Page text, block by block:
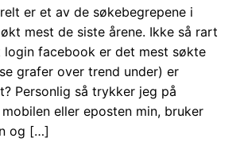
er et av de søkebegrepene i
mest de siste årene. Ikke så rart
login facebook er det mest søkte
grafer over trend under) er
Personlig så trykker jeg på
eller eposten min, bruker
og […]